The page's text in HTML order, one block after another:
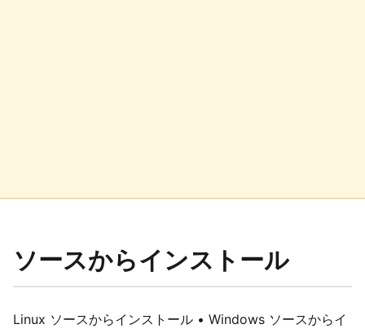
ソースからインストール
Linux ソースからインストール • Windows ソースからイ